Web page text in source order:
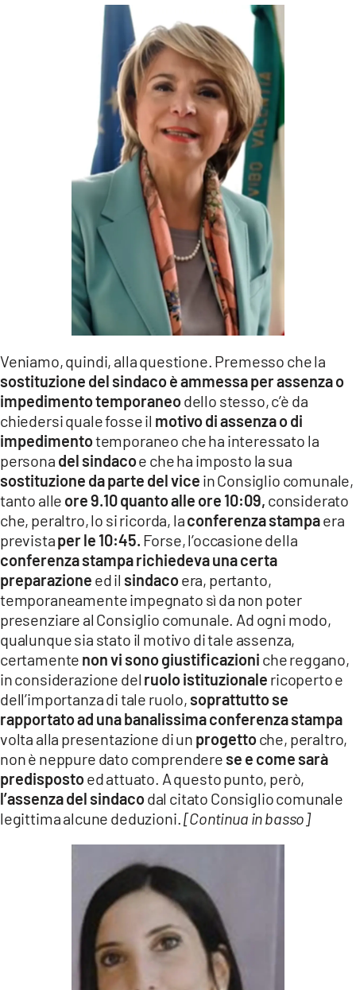
Veniamo, quindi, alla questione. Premesso che la
sostituzione del sindaco è ammessa per assenzao
impedimento temporaneodello stesso, c’è da
chiedersi quale fosse il motivo di assenza o di
impedimentotemporaneo che ha interessato la
persona del sindacoe che ha imposto la sua
sostituzione da parte del vice in Consiglio comunale,
tanto alle ore 9.10 quanto alle ore 10:09, considerato
che, peraltro, lo si ricorda, laconferenza stampaera
previstaper le 10:45. Forse, l’occasione della
conferenza stampa richiedeva una certa
preparazione ed il sindacoera, pertanto,
temporaneamente impegnato sì da non poter
presenziare al Consiglio comunale. Ad ogni modo,
qualunque sia stato il motivo di tale assenza,
certamente non vi sono giustificazioni che reggano,
in considerazione del ruolo istituzionale ricoperto e
dell’importanza di tale ruolo, soprattutto se
rapportato ad una banalissima conferenza stampa
volta alla presentazione di un progettoche, peraltro,
non è neppure dato comprendere se e come sarà
predispostoed attuato. A questo punto, però,
l’assenza del sindacodal citato Consiglio comunale
legittima alcune deduzioni.[Continua in basso]